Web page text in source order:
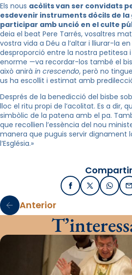
Els nous acòlits van ser convidats
esdevenir instruments dòcils de la
participar amb unció en el culte
deia el beat Pere Tarrés, vosaltres
vostra vida a Déu a l’altar i lliurar-la
desproporció entre la nostra petitesa
enorme —va recordar-los també el
això anirà in crescendo, però no
us ha escollit i estimat amb
Després de la benedicció del bisbe
lloc el ritu propi de l’acolitat. Es a dir,
simbòlic de la patena amb el pa.
que recollien l’essència del nou
manera que puguis servir dignament
l’Església.»
FacebookX / Twitter
Anterior